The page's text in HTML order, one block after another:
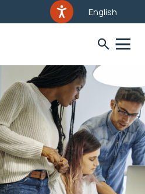
English